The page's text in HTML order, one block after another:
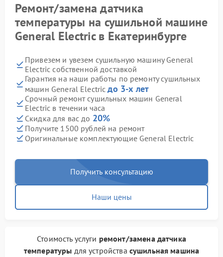
Ремонт/замена датчика
температуры на сушильной машине
General Electric в Екатеринбурге
Привезем и увезем сушильную машину General
Electric собственной доставкой
Гарантия на наши работы по ремонту сушильных
машин General Electricдо 3-х лет
Срочный ремонт сушильных машин General
Electric в течении часа
Скидка для вас до 20%
Получите 1500 рублей на ремонт
Оригинальные комплектующие General Electric
Получить консультацию
Наши цены
Стоимость услуги ремонт/замена датчика
температуры для устройства сушильная машина